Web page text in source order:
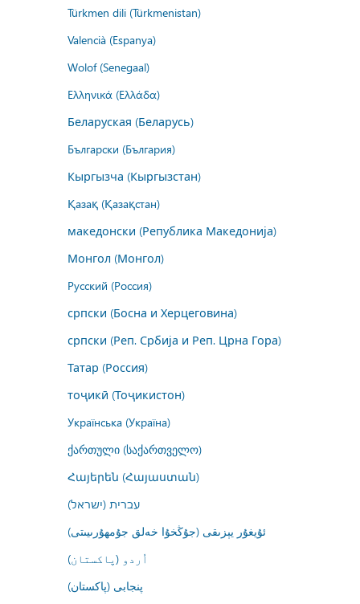
Türkmen dili (Türkmenistan)
Valencià (Espanya)
Wolof (Senegaal)
Ελληνικά (Ελλάδα)
Беларуская (Беларусь)
Български (България)
Кыргызча (Кыргызстан)
Қазақ (Қазақстан)
македонски (Република Македонија)
Монгол (Монгол)
Русский (Россия)
српски (Босна и Херцеговина)
српски (Реп. Србија и Реп. Црна Гора)
Татар (Россия)
тоҷикӣ (Тоҷикистон)
Українська (Україна)
ქართული (საქართველო)
Հայերեն (Հայաստան)
עברית (ישראל)
ئۇيغۇر يېزىقى (جۇڭخۇا خەلق جۇمھۇرىيىتى)
اُردو (پاکستان)
پنجابی (پاکستان)